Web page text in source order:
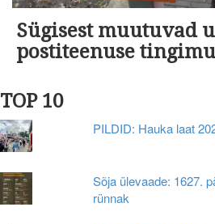
Sügisest muutuvad
postiteenuse
TOP 10
PILDID: Hauka laat
Sõja ülevaade: 1627.
rünnak